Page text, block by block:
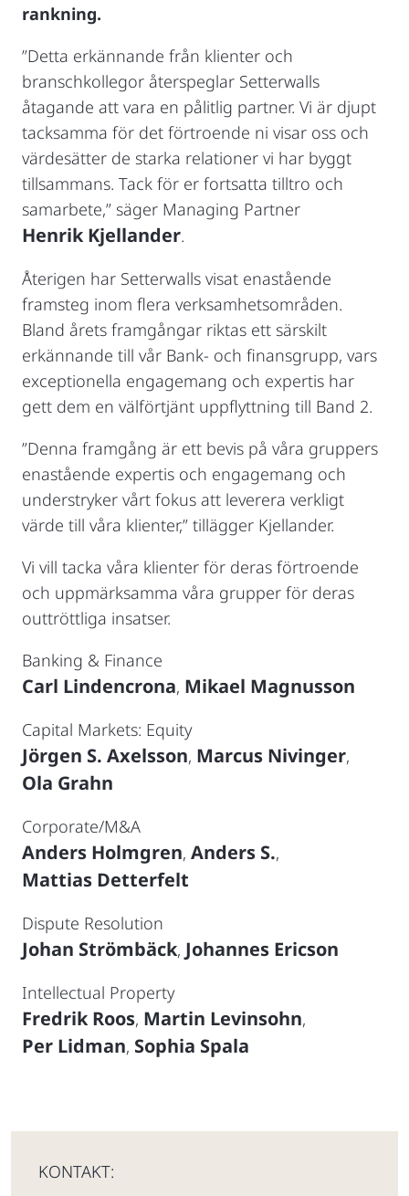
rankning.
”Detta erkännande från klienter och
branschkollegor återspeglar Setterwalls
åtagande att vara en pålitlig partner. Vi är djupt
tacksamma för det förtroende ni visar oss och
värdesätter de starka relationer vi har byggt
tillsammans. Tack för er fortsatta tilltro och
samarbete,” säger Managing Partner
Henrik Kjellander.
Återigen har Setterwalls visat enastående
framsteg inom flera verksamhetsområden.
Bland årets framgångar riktas ett särskilt
erkännande till vår Bank- och finansgrupp, vars
exceptionella engagemang och expertis har
gett dem en välförtjänt uppflyttning till Band 2.
”Denna framgång är ett bevis på våra gruppers
enastående expertis och engagemang och
understryker vårt fokus att leverera verkligt
värde till våra klienter,” tillägger Kjellander.
Vi vill tacka våra klienter för deras förtroende
och uppmärksamma våra grupper för deras
outtröttliga insatser.
Banking & Finance
Carl Lindencrona, Mikael Magnusson
Capital Markets: Equity
Jörgen S. Axelsson, Marcus Nivinger,
Ola Grahn
Corporate/M&A
Anders Holmgren, Anders S.,
Mattias Detterfelt
Dispute Resolution
Johan Strömbäck, Johannes Ericson
Intellectual Property
Fredrik Roos, Martin Levinsohn,
Per Lidman, Sophia Spala
KONTAKT: